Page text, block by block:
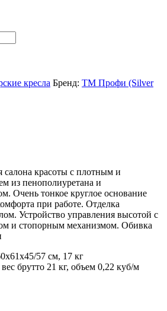
кресла Бренд: ТМ Профи (Silver
салона красоты с плотным и
из пенополиуретана и
Очень тонкое круглое основание
при работе. Отделка
Устройство управления высотой с
и стопорным механизмом. Обивка
57 см, 17 кг
брутто 21 кг, объем 0,22 куб/м